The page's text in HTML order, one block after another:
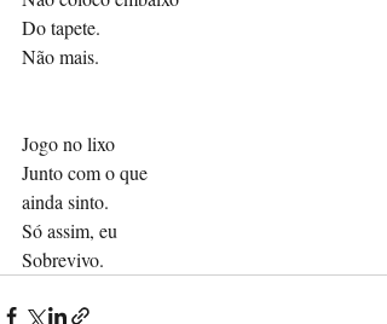
Do tapete.
Não mais.
Jogo no lixo
Junto com o que
ainda sinto.
Só assim, eu
Sobrevivo.